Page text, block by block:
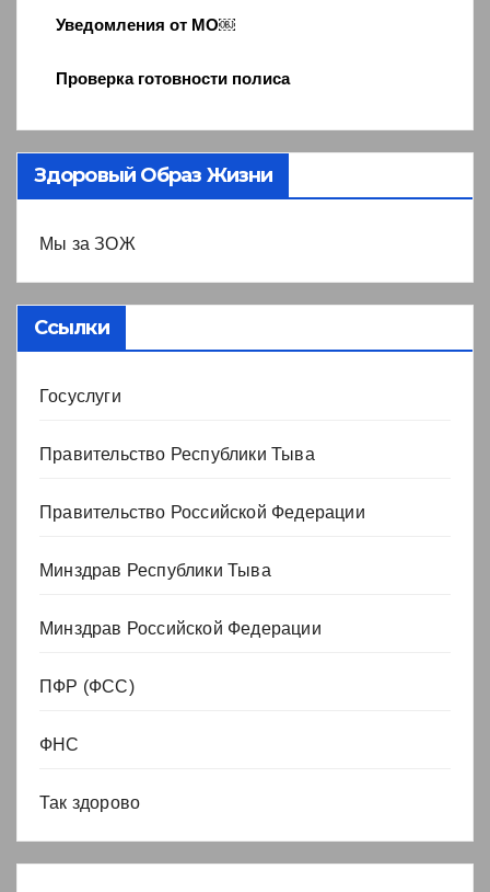
Уведомления от МО￼
Проверка готовности полиса
Здоровый Образ Жизни
Мы за ЗОЖ
Ссылки
Госуслуги
Правительство Республики Тыва
Правительство Российской Федерации
Минздрав Республики Тыва
Минздрав Российской Федерации
ПФР (ФСС)
ФНС
Так здорово